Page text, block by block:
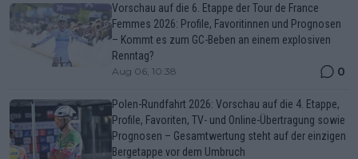
Vorschau auf die 6. Etappe der Tour de France
Femmes 2026: Profile, Favoritinnen und Prognosen
– Kommt es zum GC-Beben an einem explosiven
Renntag?
Aug 06, 10:38 0
Polen-Rundfahrt 2026: Vorschau auf die 4. Etappe,
Profile, Favoriten, TV- und Online-Übertragung sowie
Prognosen – Gesamtwertung steht auf der einzigen
Bergetappe vor dem Umbruch